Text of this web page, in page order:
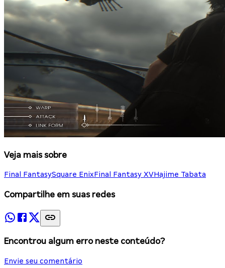
Veja mais sobre
Final FantasySquare EnixFinal Fantasy XVHajime Tabata
Compartilhe em suas redes
Encontrou algum erro neste conteúdo?
Envie seu comentário